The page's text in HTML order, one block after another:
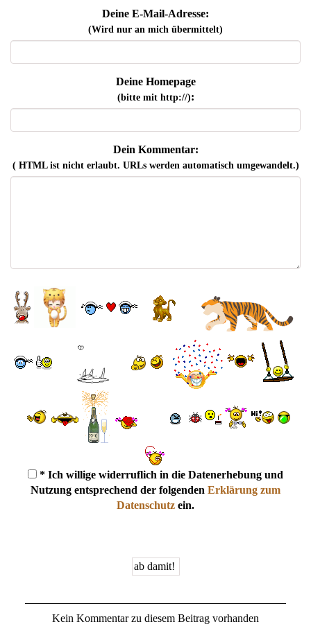
Deine E-Mail-Adresse:
(Wird nur an mich übermittelt)
Deine Homepage
(bitte mit http://):
Dein Kommentar:
( HTML ist nichterlaubt. URLs werden automatisch umgewandelt.)
* Ich willige widerruflich in die Datenerhebung und
Nutzung entsprechend der folgenden Erklärung zum
Datenschutz ein.
Kein Kommentar zu diesem Beitrag vorhanden